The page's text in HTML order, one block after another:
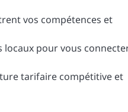
vos compétences et
locaux pour vous
tarifaire compétitive et